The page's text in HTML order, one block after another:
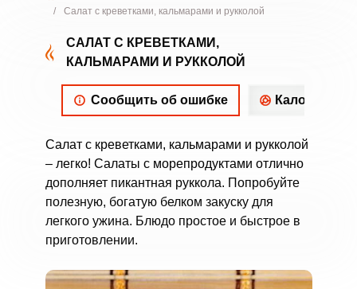
/
Салат с креветками, кальмарами и рукколой
САЛАТ С КРЕВЕТКАМИ,
КАЛЬМАРАМИ И РУККОЛОЙ
Сообщить об ошибке
Салат с креветками, кальмарами и рукколой
– легко! Салаты с морепродуктами отлично
дополняет пикантная руккола. Попробуйте
полезную, богатую белком закуску для
легкого ужина. Блюдо простое и быстрое в
приготовлении.